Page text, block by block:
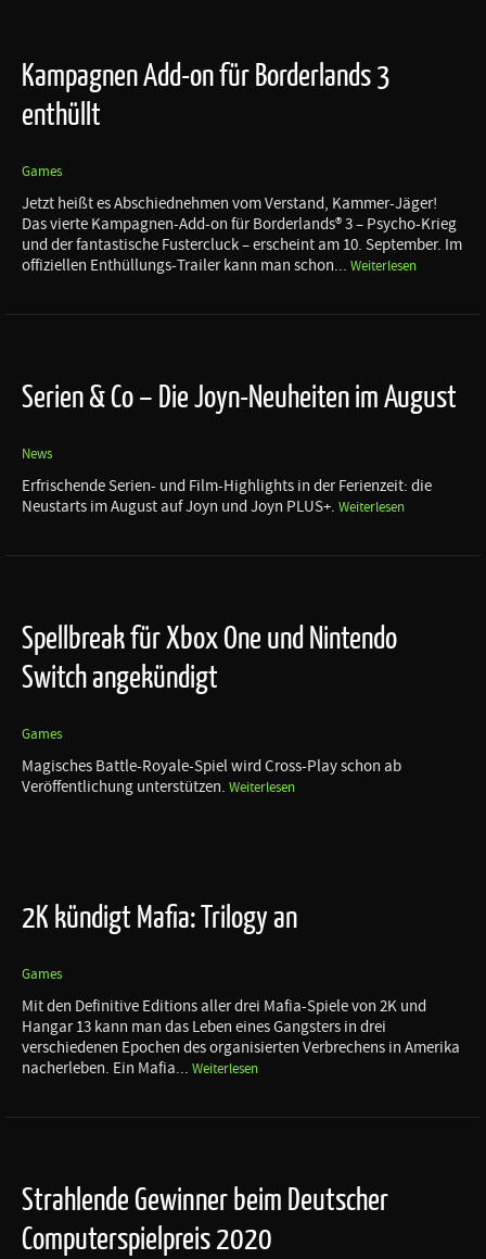
Kampagnen Add-on für Borderlands 3
enthüllt
Games
Jetzt heißt es Abschiednehmen vom Verstand, Kammer-Jäger!
Das vierte Kampagnen-Add-on für Borderlands® 3 – Psycho-Krieg
und der fantastische Fustercluck – erscheint am 10. September. Im
offiziellen Enthüllungs-Trailer kann man schon... Weiterlesen
Serien & Co – Die Joyn-Neuheiten im August
News
Erfrischende Serien- und Film-Highlights in der Ferienzeit: die
Neustarts im August auf Joyn und Joyn PLUS+. Weiterlesen
Spellbreak für Xbox One und Nintendo
Switch angekündigt
Games
Magisches Battle-Royale-Spiel wird Cross-Play schon ab
Veröffentlichung unterstützen. Weiterlesen
2K kündigt Mafia: Trilogy an
Games
Mit den Definitive Editions aller drei Mafia-Spiele von 2K und
Hangar 13 kann man das Leben eines Gangsters in drei
verschiedenen Epochen des organisierten Verbrechens in Amerika
nacherleben. Ein Mafia... Weiterlesen
Strahlende Gewinner beim Deutscher
Computerspielpreis 2020